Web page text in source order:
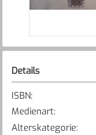
Details
ISBN:
Medienart:
Alterskategorie: